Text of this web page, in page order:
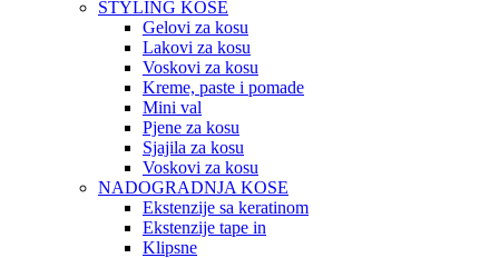
STYLING KOSE
Gelovi za kosu
Lakovi za kosu
Voskovi za kosu
Kreme, paste i pomade
Mini val
Pjene za kosu
Sjajila za kosu
Voskovi za kosu
NADOGRADNJA KOSE
Ekstenzije sa keratinom
Ekstenzije tape in
Klipsne